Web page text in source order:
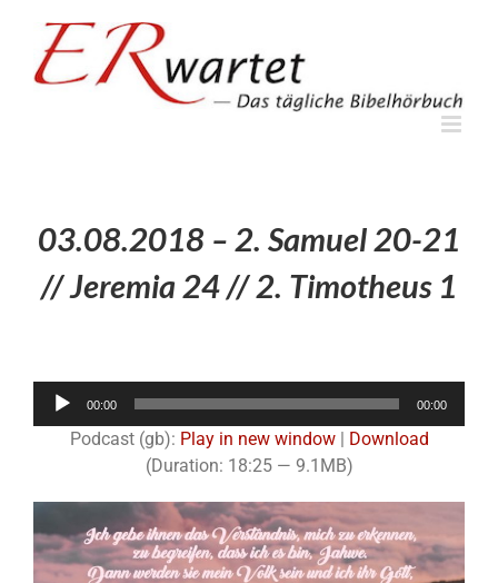
springen
03.08.2018 – 2. Samuel 20-21
// Jeremia 24 // 2. Timotheus 1
Audio-
00:00 00:00
Podcast (gb): Play in new window|
Download
(Duration: 18:25 — 9.1MB)